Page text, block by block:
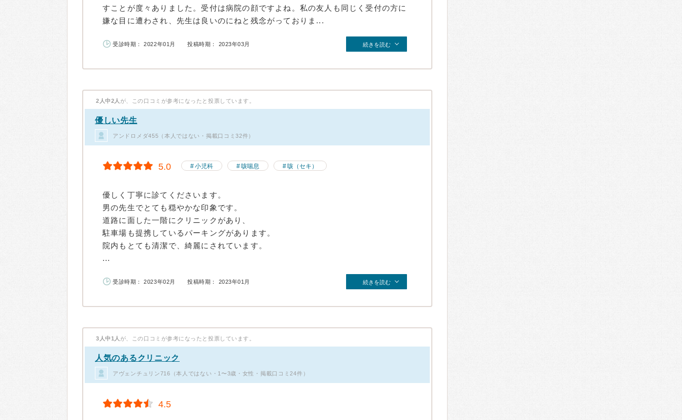
すことが度々ありました。受付は病院の顔ですよね。私の友人も同じく受付の方に
嫌な目に遭わされ、先生は良いのにねと残念がっておりま...
受診時期： 2022年01月 投稿時期： 2023年03月 続きを読む
2人中2人 が、この口コミが参考になったと投票しています。
優しい先生
アンドロメダ455（本人ではない・掲載口コミ32件）
5.0 小児科 咳喘息 咳（セキ）
優しく丁寧に診てくださいます。
男の先生でとても穏やかな印象です。
道路に面した一階にクリニックがあり、
駐車場も提携しているパーキングがあります。
院内もとても清潔で、綺麗にされています。
...
受診時期： 2023年02月 投稿時期： 2023年01月 続きを読む
3人中1人 が、この口コミが参考になったと投票しています。
人気のあるクリニック
アヴェンチュリン716（本人ではない・1〜3歳・女性・掲載口コミ24件）
4.5